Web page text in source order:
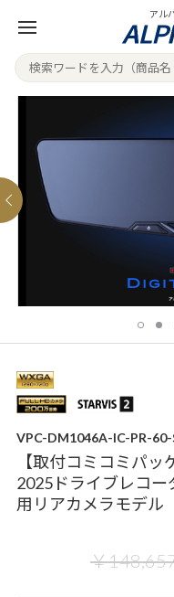
アル
VPC-DM1046A-IC-PR-60-
【取付コミコミパ
2025ドライブレコー
用リアカメラモデル
￥